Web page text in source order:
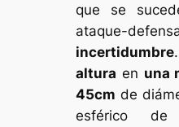
que se
ataque-
incertidumbre
altura en una
45cm de
esférico